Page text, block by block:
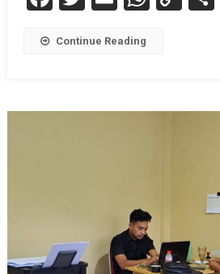
Continue Reading